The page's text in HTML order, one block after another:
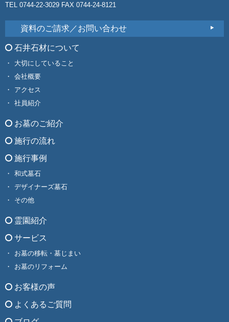
TEL 0744-22-3029 FAX 0744-24-8121
資料のご請求／お問い合わせ
石井石材について
大切にしていること
会社概要
アクセス
社員紹介
お墓のご紹介
施行の流れ
施行事例
和式墓石
デザイナーズ墓石
その他
霊園紹介
サービス
お墓の移転・墓じまい
お墓のリフォーム
お客様の声
よくあるご質問